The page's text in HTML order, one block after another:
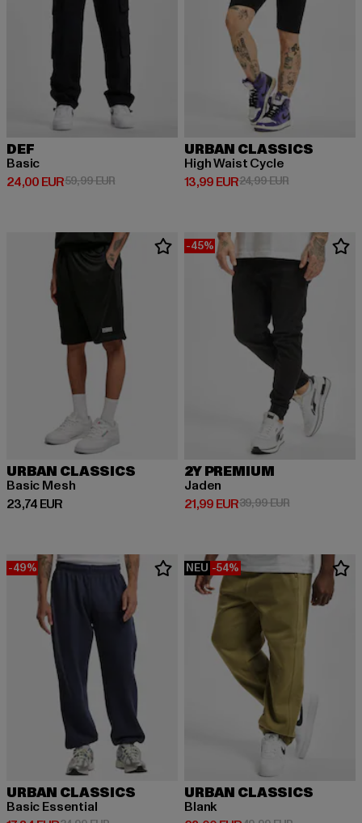
DEF
Basic
24,00 EUR
Derzeitiger Preis: 24,00 EUR
59,99 EURAktionspreis: 59,99 EUR
URBAN CLASSICS
High Waist Cycle
13,99 EUR
Derzeitiger Preis: 13,99 EUR
24,99 EURAktionspreis:
URBAN CLASSICS
Basic Mesh
23,74 EUR
Derzeitiger Preis: 23,74 EUR
-45%
2Y PREMIUM
Jaden
21,99 EUR
Derzeitiger Preis: 21,99 EUR
39,99 EURAktionspreis:
-49%
URBAN CLASSICS
Basic Essential
NEU -54%
URBAN CLASSICS
Blank